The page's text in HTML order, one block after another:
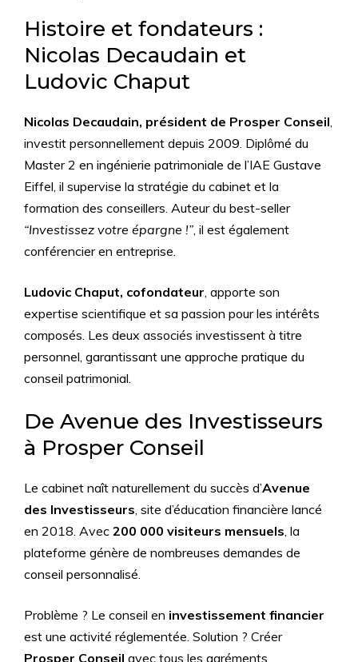
Histoire et fondateurs :
Nicolas Decaudain et
Ludovic Chaput
Nicolas Decaudain, président de Prosper Conseil
investit personnellement depuis 2009. Diplômé du
Master 2 en ingénierie patrimoniale de l’IAE Gustave
Eiffel, il supervise la stratégie du cabinet et la
formation des conseillers. Auteur du best-seller
“Investissez votre épargne !” , il est également
conférencier en entreprise.
Ludovic Chaput, cofondateur , apporte son
expertise scientifique et sa passion pour les intérêts
composés. Les deux associés investissent à titre
personnel, garantissant une approche pratique du
conseil patrimonial.
De Avenue des Investisseurs
à Prosper Conseil
Le cabinet naît naturellement du succès d’Avenue
des Investisseurs , site d’éducation financière lancé
en 2018. Avec 200 000 visiteurs mensuels , la
plateforme génère de nombreuses demandes de
conseil personnalisé.
Problème ? Le conseil en investissement financier
est une activité réglementée. Solution ? Créer
Prosper Conseil avec tous les agréments